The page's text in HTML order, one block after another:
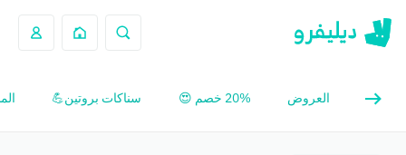
العروض 20% خصم 😍 سناكات بروتين💪